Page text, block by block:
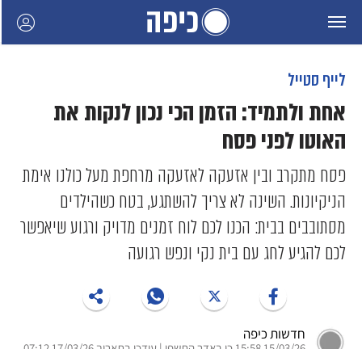
לייף סטייל
אחת ולתמיד: הזמן הכי נכון לנקות את
האוטו לפני פסח
פסח מתקרב ובין אזעקה לאזעקה מרחפת מעל כולנו אימת
הניקיונות. השינה לא צריך להשתגע, בטח כשהילדים
מסתובבים בבית: הכנו לכם לוח זמנים מדויק ורגוע שיאפשר
לכם להגיע לחג עם בית נקי ונפש רגועה
חדשות כיפה